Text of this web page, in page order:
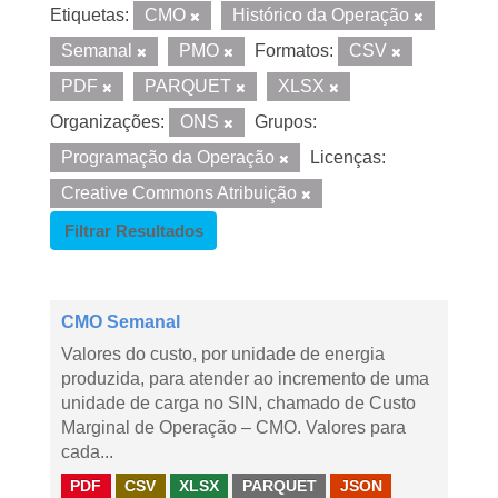
Etiquetas: CMO
Histórico da Operação
Semanal
PMO Formatos:
CSV
PDF
PARQUET
XLSX
Organizações:
ONS
Grupos:
Programação da Operação
Licenças:
Creative Commons Atribuição
Filtrar Resultados
CMO Semanal
Valores do custo, por unidade de energia
produzida, para atender ao incremento de uma
unidade de carga no SIN, chamado de Custo
Marginal de Operação – CMO. Valores para
cada...
PDF CSV XLSX PARQUET JSON